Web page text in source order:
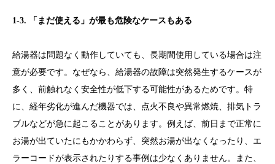
1-3. 「まだ使える」が最も危険なケースもある
給湯器は問題なく動作していても、長期間使用している場合は注
意が必要です。なぜなら、給湯器の故障は突然発生するケースが
多く、前触れなく安全性が低下する可能性があるためです。特
に、経年劣化が進んだ機器では、点火不良や異常燃焼、排気トラ
ブルなどが急に起こることがあります。例えば、前日まで正常に
お湯が出ていたにもかかわらず、突然お湯が出なくなったり、エ
ラーコードが表示されたりする事例は少なくありません。また、